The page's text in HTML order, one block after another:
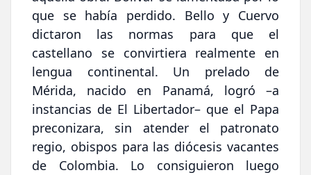
que se había perdido. Bello y Cuervo
dictaron las normas para que el
castellano se convirtiera realmente en
lengua continental. Un prelado de
Mérida, nacido en Panamá, logró –a
instancias de El Libertador– que el Papa
preconizara, sin atender el patronato
regio, obispos para las diócesis vacantes
de Colombia. Lo consiguieron luego